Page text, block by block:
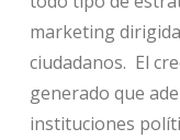
marketing
ciudadanos. El
generado que
instituciones